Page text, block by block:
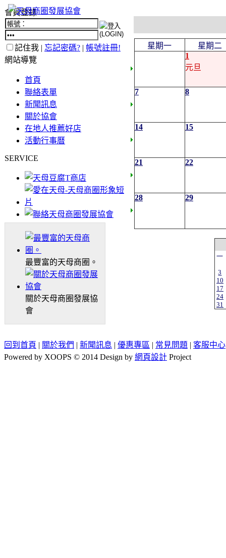
會員登錄
記住我 | 忘記密碼? | 帳號註冊!
網站導覽
首頁
聯絡表單
新聞訊息
關於協會
在地人推薦好店
活動行事曆
SERVICE
最豐富的天母商圈。
關於天母商圈發展協
會
星期一
星期二
1
元旦
7 8
14 15
21 22
28 29
一
3
10
17
24
31
回到首頁 | 關於我們 | 新聞訊息 | 優惠專區 | 常見問題 | 客服中心
Powered by XOOPS © 2014 Design by 網頁設計 Project